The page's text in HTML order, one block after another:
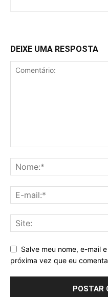
DEIXE UMA RESPOSTA
Salve meu nome, e-mail
próxima vez que eu